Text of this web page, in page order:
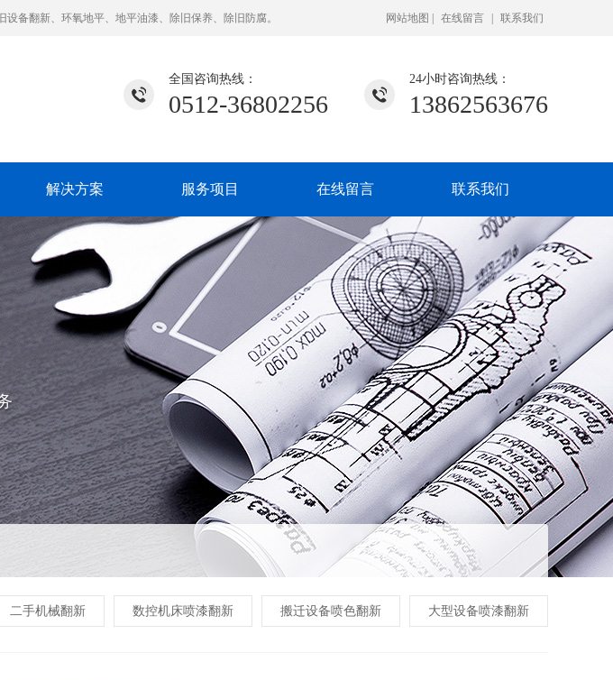
备翻新、环氧地平、地平油漆、除旧保养、除旧防腐。 网站地图 在线留言 联系我们
24小时咨询热线：
13862563676
全国咨询热线：
0512-36802256
解决方案 服务项目 在线留言 联系我们
二手机械翻新 数控机床喷漆翻新 搬迁设备喷色翻新 大型设备喷漆翻新